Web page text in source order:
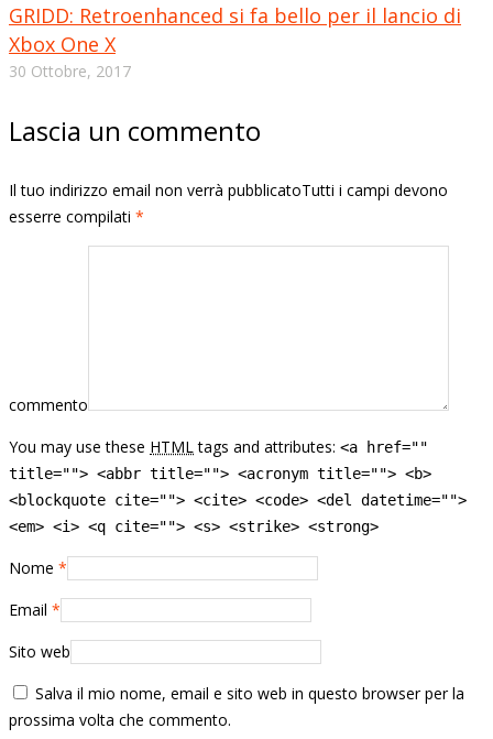
GRIDD: Retroenhanced si fa bello per il lancio di
Xbox One X
30 Ottobre, 2017
Lascia un commento
Il tuo indirizzo email non verrà pubblicatoTutti i campi devono
esserre compilati *
commento
You may use these HTML tags and attributes: <a href=""
title=""> <abbr title=""> <acronym title=""> <b>
<blockquote cite=""> <cite> <code> <del datetime="">
<em> <i> <q cite=""> <s> <strike> <strong>
Nome *
Email *
Sito web
Salva il mio nome, email e sito web in questo browser per la
prossima volta che commento.